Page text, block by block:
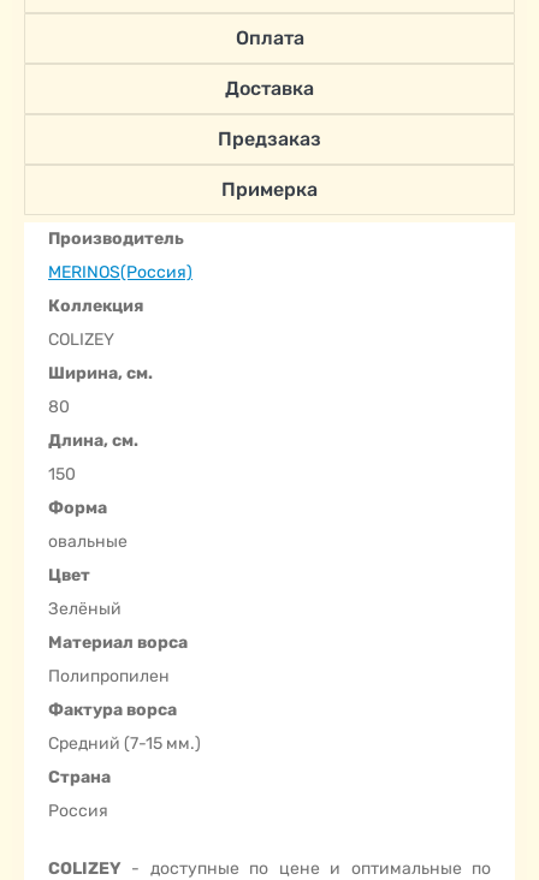
Оплата
Доставка
Предзаказ
Примерка
Производитель
MERINOS(Россия)
Коллекция
COLIZEY
Ширина, см.
80
Длина, см.
150
Форма
овальные
Цвет
Зелёный
Материал ворса
Полипропилен
Фактура ворса
Средний (7-15 мм.)
Страна
Россия
COLIZEY - доступные по цене и оптимальные по